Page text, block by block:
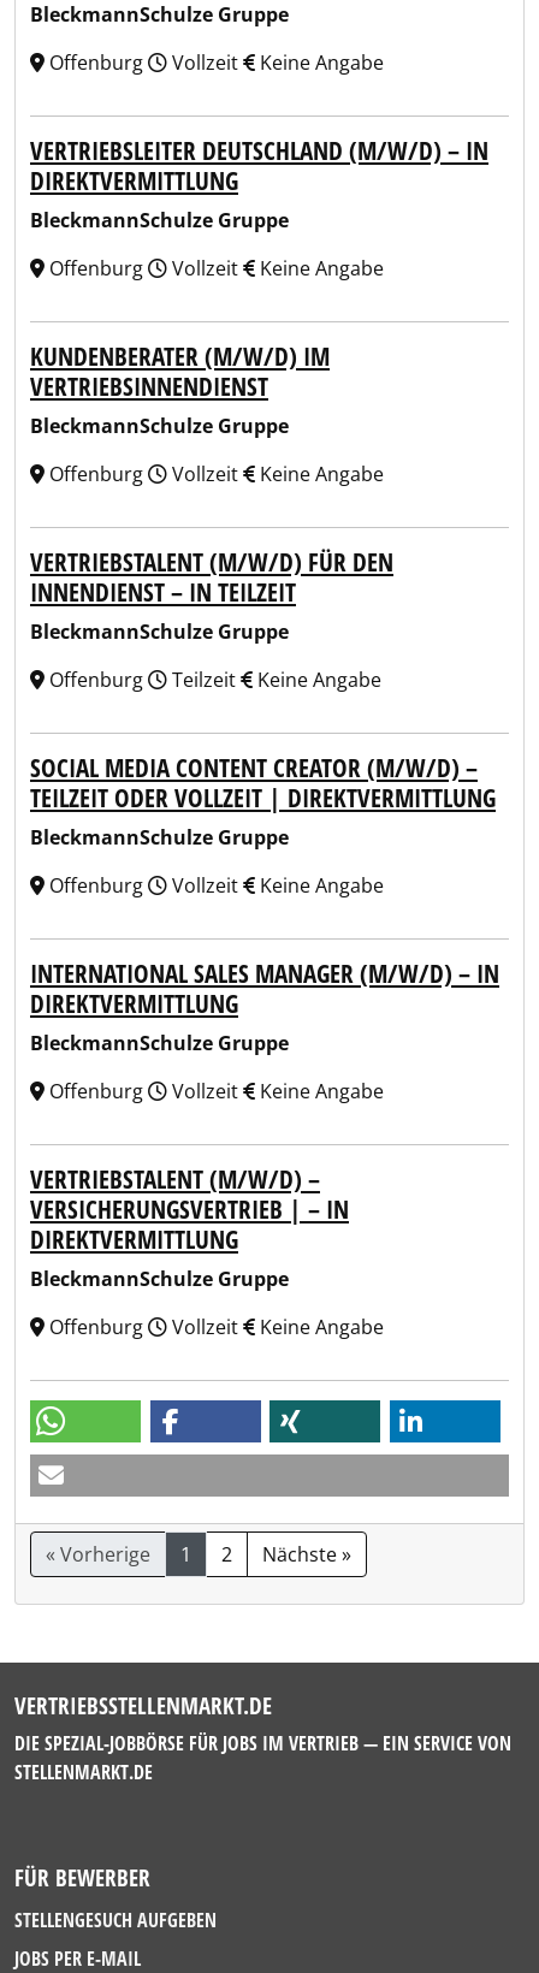
BleckmannSchulze Gruppe
Offenburg
Vollzeit Keine Angabe
VERTRIEBSLEITER DEUTSCHLAND (M/W/D) – IN
DIREKTVERMITTLUNG
BleckmannSchulze Gruppe
Offenburg
Vollzeit Keine Angabe
KUNDENBERATER (M/W/D) IM
VERTRIEBSINNENDIENST
BleckmannSchulze Gruppe
Offenburg
Vollzeit Keine Angabe
VERTRIEBSTALENT (M/W/D) FÜR DEN
INNENDIENST – IN TEILZEIT
BleckmannSchulze Gruppe
Offenburg
Teilzeit Keine Angabe
SOCIAL MEDIA CONTENT CREATOR (M/W/D) –
TEILZEIT ODER VOLLZEIT | DIREKTVERMITTLUNG
BleckmannSchulze Gruppe
Offenburg
Vollzeit Keine Angabe
INTERNATIONAL SALES MANAGER (M/W/D) – IN
DIREKTVERMITTLUNG
BleckmannSchulze Gruppe
Offenburg
Vollzeit Keine Angabe
VERTRIEBSTALENT (M/W/D) –
VERSICHERUNGSVERTRIEB | – IN
DIREKTVERMITTLUNG
BleckmannSchulze Gruppe
Offenburg
Vollzeit Keine Angabe
« Vorherige 1 2 Nächste »
VERTRIEBSSTELLENMARKT.DE
DIE SPEZIAL-JOBBÖRSE FÜR JOBS IM VERTRIEB — EIN SERVICE VON
STELLENMARKT.DE
FÜR BEWERBER
STELLENGESUCH AUFGEBEN
JOBS PER E-MAIL